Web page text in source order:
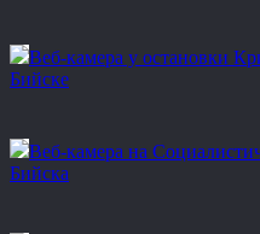
Веб-камера у остановки
Бийске
Веб-камера на
Бийска